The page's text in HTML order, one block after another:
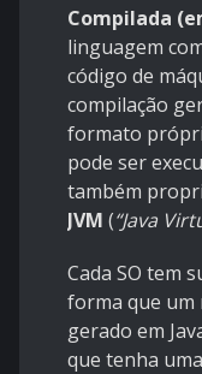
Compilada
linguagem
código de
compilação
formato
pode ser
também
JVM (“Java
Cada SO tem
forma que um
gerado em
que tenha